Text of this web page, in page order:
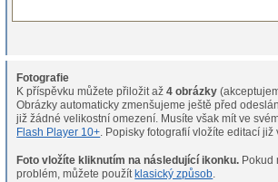
Fotografie
K příspěvku můžete přiložit až4 obrázky
Obrázky automaticky zmenšujeme ještě před
již žádné velikostní omezení. Musíte
Flash Player 10+ . Popisky fotografií vložíte editací
Foto vložíte kliknutím na následující ikonku.
problém, můžete použít klasický způsob.